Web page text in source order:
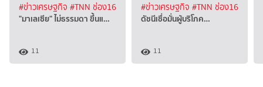
#ข่าวเศรษฐกิจ #TNN ช่อง16
"มาเลเซีย" ไม่ธรรมดา ขึ้นแ…
11
#ข่าวเศรษฐกิจ #TNN ช่อง16
ดัชนีเชื่อมั่นผู้บริโภค…
11